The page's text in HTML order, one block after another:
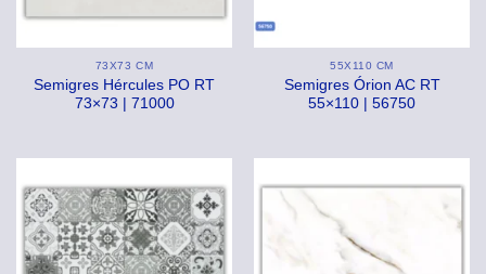
73X73 CM
Semigres Hércules PO RT
73×73 | 71000
55X110 CM
Semigres Órion AC RT
55×110 | 56750